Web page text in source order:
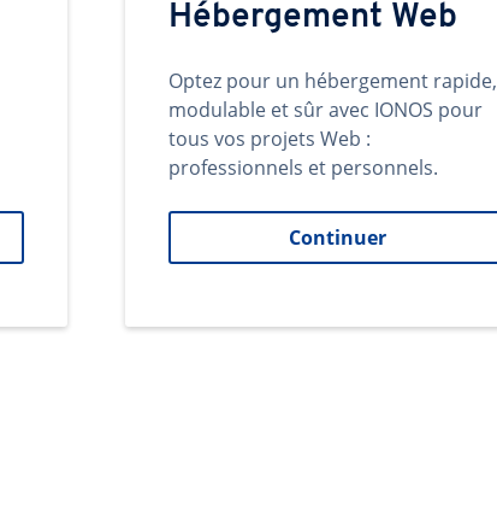
Hébergement Web
Optez pour un hébergement rapide,
modulable et sûr avec IONOS pour
tous vos projets Web :
professionnels et personnels.
Continuer